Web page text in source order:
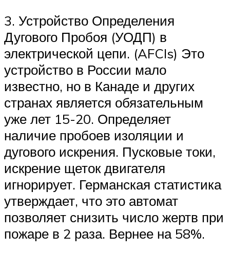
3. Устройство Определения
Дугового Пробоя (УОДП) в
электрической цепи. (AFCIs) Это
устройство в России мало
известно, но в Канаде и других
странах является обязательным
уже лет 15-20. Определяет
наличие пробоев изоляции и
дугового искрения. Пусковые токи,
искрение щеток двигателя
игнорирует. Германская статистика
утверждает, что это автомат
позволяет снизить число жертв при
пожаре в 2 раза. Вернее на 58%.